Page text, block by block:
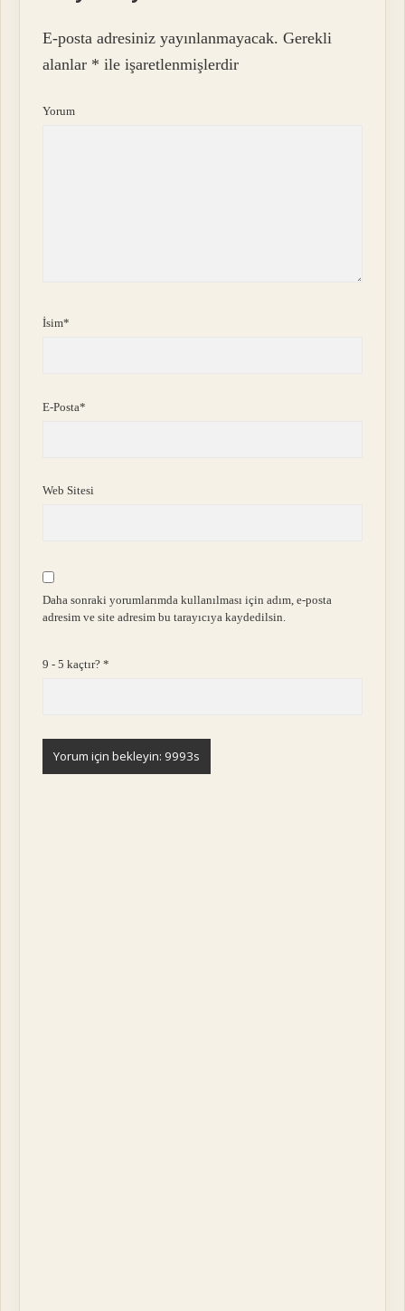
E-posta adresiniz yayınlanmayacak. Gerekli
alanlar * ile işaretlenmişlerdir
Yorum
İsim*
E-Posta*
Web Sitesi
Daha sonraki yorumlarımda kullanılması için adım, e-posta
adresim ve site adresim bu tarayıcıya kaydedilsin.
9 - 5 kaçtır?*